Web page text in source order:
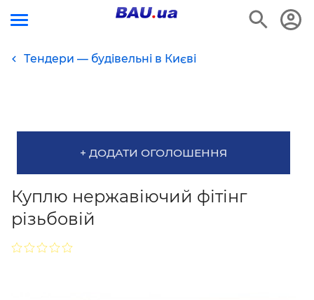
Тендери — будівельні в Києві
+ ДОДАТИ ОГОЛОШЕННЯ
Куплю нержавіючий фітінг
різьбовій